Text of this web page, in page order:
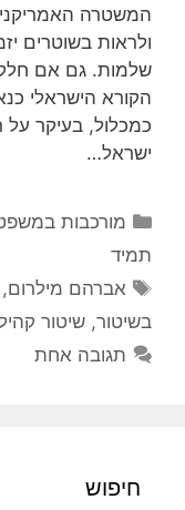
המשטרה
ולראות בשוטרים
שלמות. גם אם חלק
הקורא הישראלי
כמכלול, בעיקר
ישראל…
קטגוריות
מורכבות
תמיד
תגיות
אברהם מילרום,
בשיטור, שיטור
תגובה אחת
חיפוש